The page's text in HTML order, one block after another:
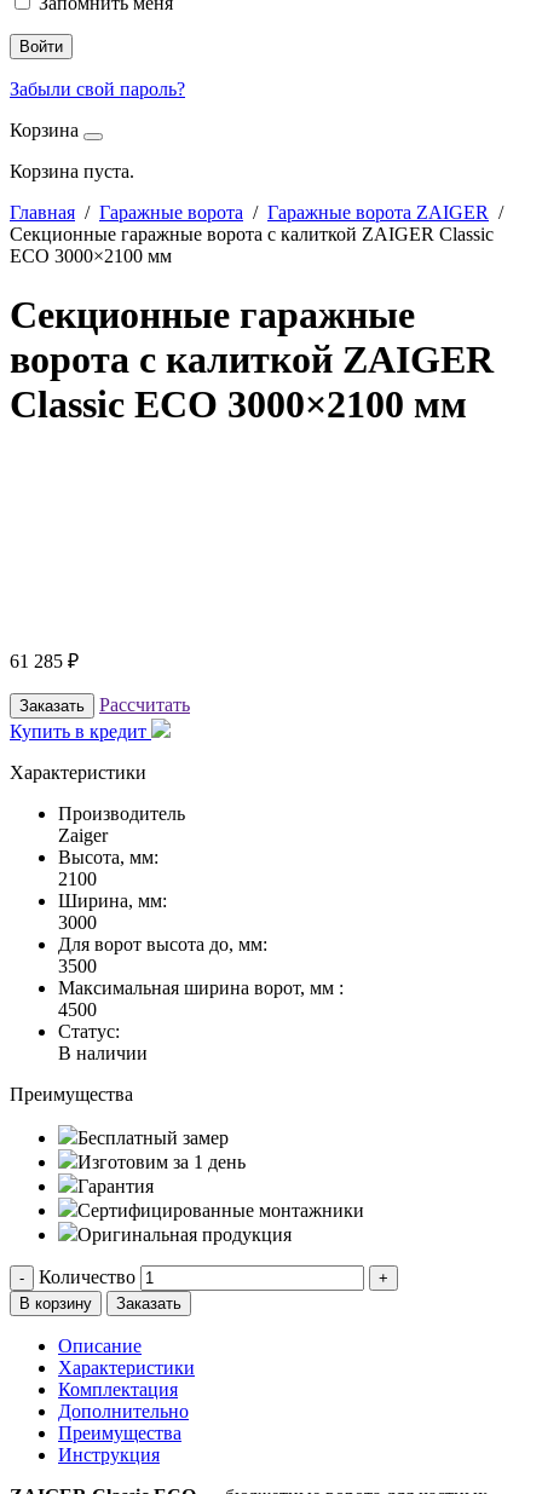
Войти
Забыли свой пароль?
Корзина
Корзина пуста.
Главная / Гаражные ворота / Гаражные ворота ZAIGER /
Секционные гаражные ворота с калиткой ZAIGER Classic
ECO 3000×2100 мм
Секционные гаражные
ворота с калиткой ZAIGER
Classic ECO 3000×2100 мм
61 285 ₽
Заказать
Рассчитать
Купить в кредит
Характеристики
Производитель
Zaiger
Высота, мм:
2100
Ширина, мм:
3000
Для ворот высота до, мм:
3500
Максимальная ширина ворот, мм :
4500
Статус:
В наличии
Преимущества
Бесплатный замер
Изготовим за 1 день
Гарантия
Сертифицированные монтажники
Оригинальная продукция
- Количество
+
В корзину
Заказать
Описание
Характеристики
Комплектация
Дополнительно
Преимущества
Инструкция